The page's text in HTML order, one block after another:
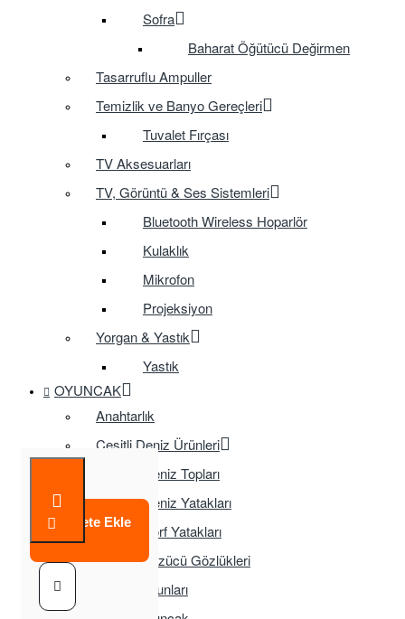
Sofra
Baharat Öğütücü Değirmen
Tasarruflu Ampuller
Temizlik ve Banyo Gereçleri
Tuvalet Fırçası
TV Aksesuarları
TV, Görüntü & Ses Sistemleri
Bluetooth Wireless Hoparlör
Kulaklık
Mikrofon
Projeksiyon
Yorgan & Yastık
Yastık
OYUNCAK
Anahtarlık
Çeşitli Deniz Ürünleri
Deniz Topları
Deniz Yatakları
Sörf Yatakları
Yüzücü Gözlükleri
Çocuk Oyunları
Sepete Ekle